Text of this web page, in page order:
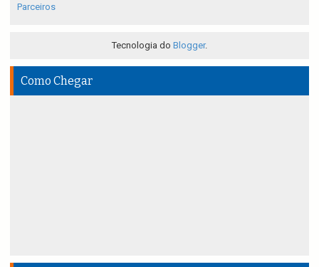
Parceiros
Tecnologia do Blogger.
Como Chegar